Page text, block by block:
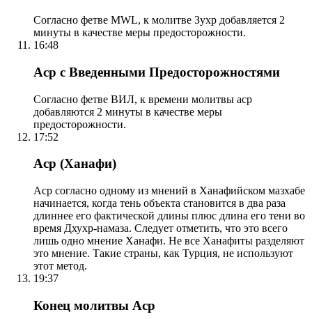
Согласно фетве MWL, к молитве Зухр добавляется 2
минуты в качестве меры предосторожности.
16:48
Аср с Введенными Предосторожностями
Согласно фетве ВИЛ, к времени молитвы аср
добавляются 2 минуты в качестве меры
предосторожности.
17:52
Аср (Ханафи)
Аср согласно одному из мнений в Ханафийском мазхабе
начинается, когда тень объекта становится в два раза
длиннее его фактической длины плюс длина его тени во
время Дхухр-намаза. Следует отметить, что это всего
лишь одно мнение Ханафи. Не все Ханафиты разделяют
это мнение. Такие страны, как Турция, не используют
этот метод.
19:37
Конец молитвы Аср